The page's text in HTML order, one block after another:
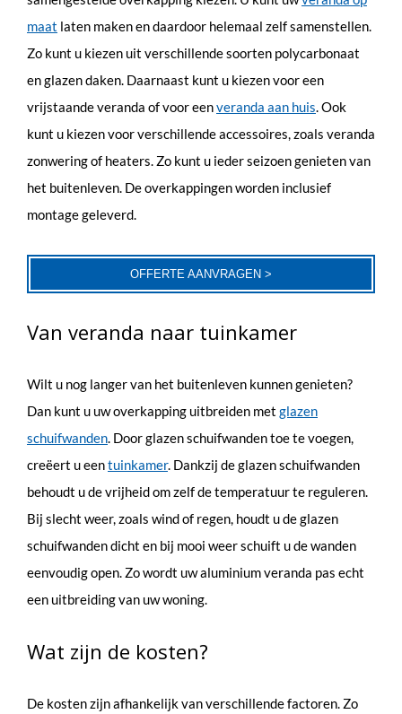
maat laten maken en daardoor helemaal zelf samenstellen.
Zo kunt u kiezen uit verschillende soorten polycarbonaat
en glazen daken. Daarnaast kunt u kiezen voor een
vrijstaande veranda of voor eenveranda aan huis. Ook
kunt u kiezen voor verschillende accessoires, zoals veranda
zonwering of heaters. Zo kunt u ieder seizoen genieten van
het buitenleven. De overkappingen worden inclusief
montage geleverd.
OFFERTE AANVRAGEN >
Van veranda naar tuinkamer
Wilt u nog langer van het buitenleven kunnen genieten?
Dan kunt u uw overkapping uitbreiden met glazen
schuifwanden. Door glazen schuifwanden toe te voegen,
creëert u eentuinkamer. Dankzij de glazen schuifwanden
behoudt u de vrijheid om zelf de temperatuur te reguleren.
Bij slecht weer, zoals wind of regen, houdt u de glazen
schuifwanden dicht en bij mooi weer schuift u de wanden
eenvoudig open. Zo wordt uw aluminium veranda pas echt
een uitbreiding van uw woning.
Wat zijn de kosten?
De kosten zijn afhankelijk van verschillende factoren. Zo